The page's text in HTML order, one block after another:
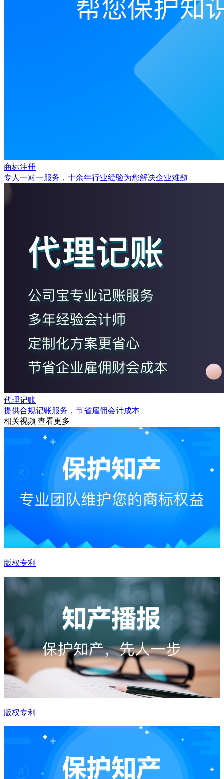
商标注册
专人一对一服务，十余年行业经验为您解决企业难题
代理记账
提供合规记账服务，节省雇佣会计成本
相关视频 查看更多
版权专利
版权专利